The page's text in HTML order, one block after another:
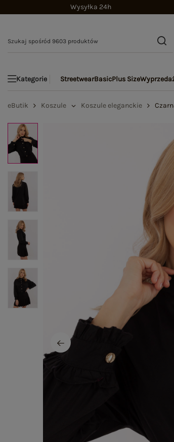
Wysyłka 24h
Kategorie StreetwearBasicPlus Size
eButik Koszule Koszule eleganckie